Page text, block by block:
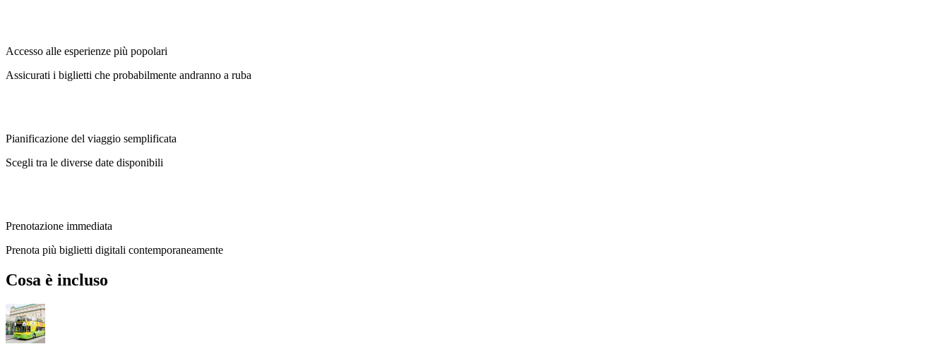
Accesso alle esperienze più popolari
Assicurati i biglietti che probabilmente andranno a ruba
Pianificazione del viaggio semplificata
Scegli tra le diverse date disponibili
Prenotazione immediata
Prenota più biglietti digitali contemporaneamente
Cosa è incluso